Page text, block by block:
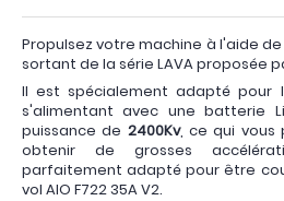
Propulsez votre machine à l'aide
sortant de la série LAVA proposée
Il est spécialement adapté pour
s'alimentant avec une batterie
puissance de 2400Kv, ce qui
obtenir de grosses
parfaitement adapté pour être
vol AIO F722 35A V2.